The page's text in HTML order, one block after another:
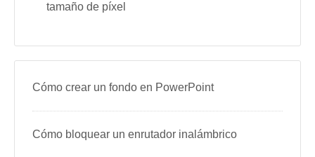
tamaño de píxel
Cómo crear un fondo en PowerPoint
Cómo bloquear un enrutador inalámbrico